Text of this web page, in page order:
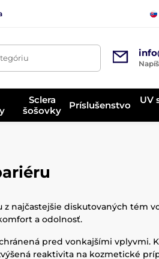
Sclera
šošovky
Príslušenstvo
UV
z najčastejšie diskutovaných tém
a odolnosť.
pred vonkajšími vplyvmi.
reaktivita na kozmetické